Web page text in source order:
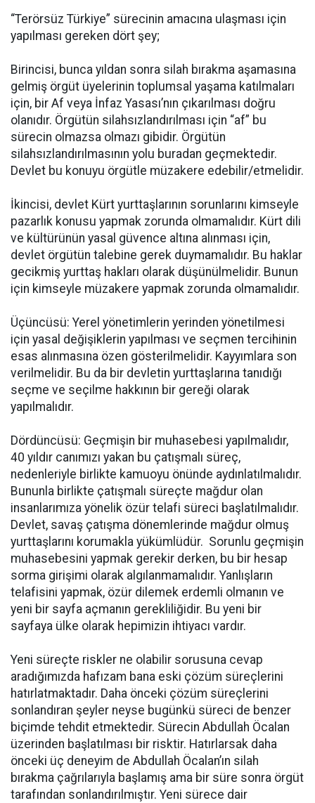
“Terörsüz Türkiye” sürecinin amacına ulaşması için
yapılması gereken dört şey;
Birincisi, bunca yıldan sonra silah bırakma aşamasına
gelmiş örgüt üyelerinin toplumsal yaşama katılmaları
için, bir Af veya İnfaz Yasası’nın çıkarılması doğru
olanıdır. Örgütün silahsızlandırılması için “af” bu
sürecin olmazsa olmazı gibidir. Örgütün
silahsızlandırılmasının yolu buradan geçmektedir.
Devlet bu konuyu örgütle müzakere edebilir/etmelidir.
İkincisi, devlet Kürt yurttaşlarının sorunlarını kimseyle
pazarlık konusu yapmak zorunda olmamalıdır. Kürt dili
ve kültürünün yasal güvence altına alınması için,
devlet örgütün talebine gerek duymamalıdır. Bu haklar
gecikmiş yurttaş hakları olarak düşünülmelidir. Bunun
için kimseyle müzakere yapmak zorunda olmamalıdır.
Üçüncüsü: Yerel yönetimlerin yerinden yönetilmesi
için yasal değişiklerin yapılması ve seçmen tercihinin
esas alınmasına özen gösterilmelidir. Kayyımlara son
verilmelidir. Bu da bir devletin yurttaşlarına tanıdığı
seçme ve seçilme hakkının bir gereği olarak
yapılmalıdır.
Dördüncüsü: Geçmişin bir muhasebesi yapılmalıdır,
40 yıldır canımızı yakan bu çatışmalı süreç,
nedenleriyle birlikte kamuoyu önünde aydınlatılmalıdır.
Bununla birlikte çatışmalı süreçte mağdur olan
insanlarımıza yönelik özür telafi süreci başlatılmalıdır.
Devlet, savaş çatışma dönemlerinde mağdur olmuş
yurttaşlarını korumakla yükümlüdür. Sorunlu geçmişin
muhasebesini yapmak gerekir derken, bu bir hesap
sorma girişimi olarak algılanmamalıdır. Yanlışların
telafisini yapmak, özür dilemek erdemli olmanın ve
yeni bir sayfa açmanın gerekliliğidir. Bu yeni bir
sayfaya ülke olarak hepimizin ihtiyacı vardır.
Yeni süreçte riskler ne olabilir sorusuna cevap
aradığımızda hafızam bana eski çözüm süreçlerini
hatırlatmaktadır. Daha önceki çözüm süreçlerini
sonlandıran şeyler neyse bugünkü süreci de benzer
biçimde tehdit etmektedir. Sürecin Abdullah Öcalan
üzerinden başlatılması bir risktir. Hatırlarsak daha
önceki üç deneyim de Abdullah Öcalan’ın silah
bırakma çağrılarıyla başlamış ama bir süre sonra örgüt
tarafından sonlandırılmıştır. Yeni sürece dair